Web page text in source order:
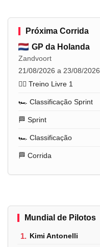
Próxima Corrida
GP da Holanda
Zandvoort
21/08/2026 a 23/08/2026
🏋️‍♂️ Treino Livre 1
🏎️ Classificação Sprint
🏁 Sprint
🏎️ Classificação
🏁 Corrida
Mundial de Pilotos
1. Kimi Antonelli